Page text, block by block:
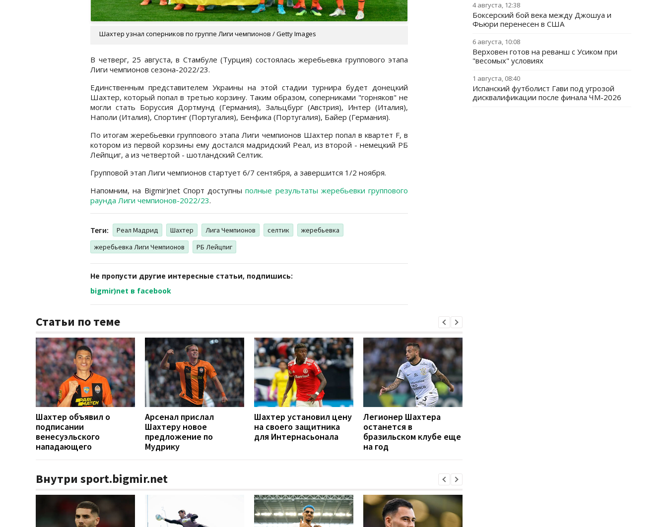
Шахтер узнал соперников по группе Лиги чемпионов / Getty Images
В четверг, 25 августа, в Стамбуле (Турция) состоялась жеребьевка группового этапа
Лиги чемпионов сезона-2022/23.
Единственным представителем Украины на этой стадии турнира будет донецкий
Шахтер, который попал в третью корзину. Таким образом, соперниками "горняков" не
могли стать Боруссия Дортмунд (Германия), Зальцбург (Австрия), Интер (Италия),
Наполи (Италия), Спортинг (Португалия), Бенфика (Португалия), Байер (Германия).
По итогам жеребьевки группового этапа Лиги чемпионов Шахтер попал в квартет F, в
котором из первой корзины ему достался мадридский Реал, из второй - немецкий РБ
Лейпциг, а из четвертой - шотландский Селтик.
Групповой этап Лиги чемпионов стартует 6/7 сентября, а завершится 1/2 ноября.
Напомним, на Bigmir)net Спорт доступныполные результаты жеребьевки группового
раунда Лиги чемпионов-2022/23.
Теги: Реал Мадрид Шахтер Лига Чемпионов селтик
жеребьевка
жеребьевка Лиги Чемпионов
РБ Лейцпиг
Не пропусти другие интересные статьи, подпишись:
bigmir)net в facebook
Статьи по теме
Шахтер объявил о
подписании
венесуэльского
нападающего
Арсенал прислал
Шахтеру новое
предложение по
Мудрику
Шахтер установил цену
на своего защитника
для Интернасьонала
Легионер Шахтера
останется в
бразильском клубе еще
на год
Внутри sport.bigmir.net
4 августа, 12:38
Боксерский бой века между Джошуа и
Фьюри перенесен в США
6 августа, 10:08
Верховен готов на реванш с Усиком при
"весомых" условиях
1 августа, 08:40
Испанский футболист Гави под угрозой
дисквалификации после финала ЧМ-2026